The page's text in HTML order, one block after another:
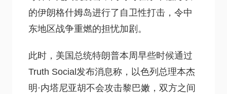
的伊朗格什姆岛进行了自卫性打击，令中
东地区战争重燃的担忧加剧。
此时，美国总统特朗普本周早些时候通过
Truth Social发布消息称，以色列总理本杰
明·内塔尼亚胡不会攻击黎巴嫩，双方之间